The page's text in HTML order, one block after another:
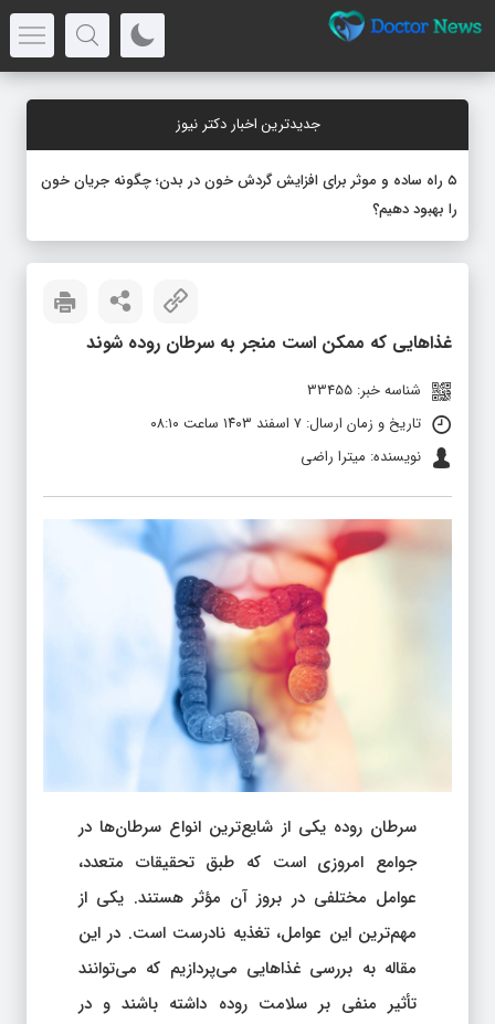
جدیدترین اخبار دکتر نیوز
۵ راه ساده و موثر برای افزایش گردش خون در بدن؛ چگونه جریان خون
را بهبود دهیم؟
غذاهایی که ممکن است منجر به سرطان روده شوند
شناسه خبر: 33455
تاریخ و زمان ارسال: ۷ اسفند ۱۴۰۳ ساعت ۰۸:۱۰
نویسنده: میترا راضی
سرطان روده یکی از شایع‌ترین انواع سرطان‌ها در
جوامع امروزی است که طبق تحقیقات متعدد،
عوامل مختلفی در بروز آن مؤثر هستند. یکی از
مهم‌ترین این عوامل، تغذیه نادرست است. در این
مقاله به بررسی غذاهایی می‌پردازیم که می‌توانند
تأثیر منفی بر سلامت روده داشته باشند و در